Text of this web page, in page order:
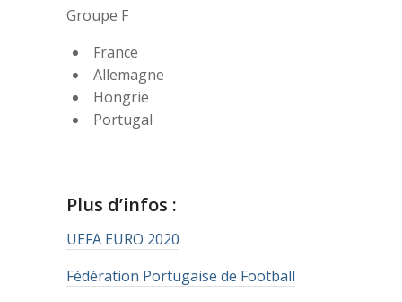
Groupe F
France
Allemagne
Hongrie
Portugal
Plus d’infos :
UEFA EURO 2020
Fédération Portugaise de Football